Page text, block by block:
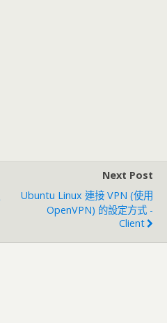
Next Post
Ubuntu Linux 連接 VPN (使用
OpenVPN) 的設定方式 -
Client